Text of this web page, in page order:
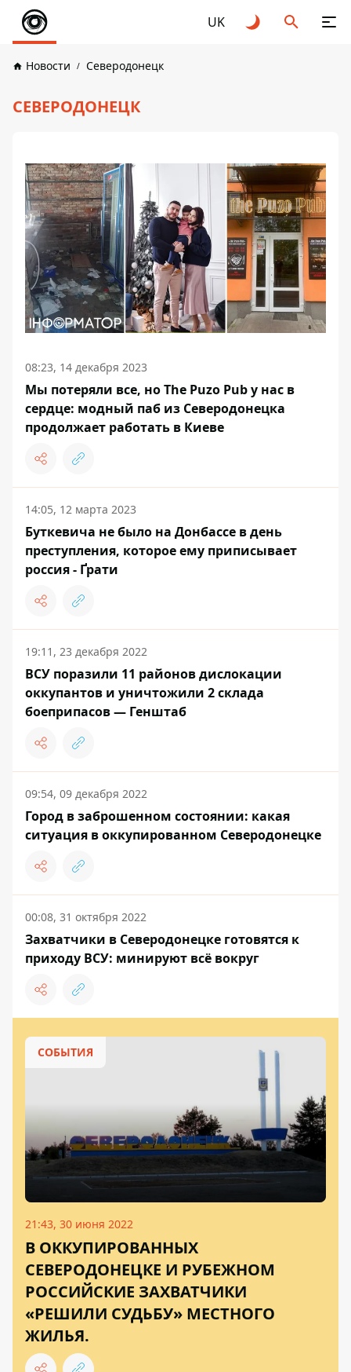
UK
Новости Северодонецк
СЕВЕРОДОНЕЦК
08:23, 14 декабря 2023
Мы потеряли все, но The Puzo Pub у нас в
сердце: модный паб из Северодонецка
продолжает работать в Киеве
14:05, 12 марта 2023
Буткевича не было на Донбассе в день
преступления, которое ему приписывает
россия - Ґрати
19:11, 23 декабря 2022
ВСУ поразили 11 районов дислокации
оккупантов и уничтожили 2 склада
боеприпасов — Генштаб
09:54, 09 декабря 2022
Город в заброшенном состоянии: какая
ситуация в оккупированном Северодонецке
00:08, 31 октября 2022
Захватчики в Северодонецке готовятся к
приходу ВСУ: минируют всё вокруг
СОБЫТИЯ
21:43, 30 июня 2022
В ОККУПИРОВАННЫХ
СЕВЕРОДОНЕЦКЕ И РУБЕЖНОМ
РОССИЙСКИЕ ЗАХВАТЧИКИ
«РЕШИЛИ СУДЬБУ» МЕСТНОГО
ЖИЛЬЯ.